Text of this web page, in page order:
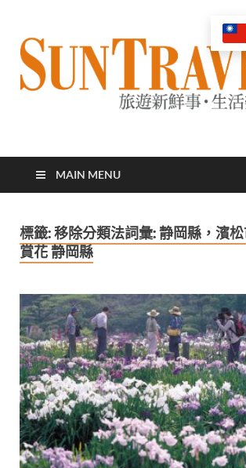
太陽網
MAIN MENU
標籤:移除分類法詞彙: 静岡縣，濱松
賞花 静岡縣